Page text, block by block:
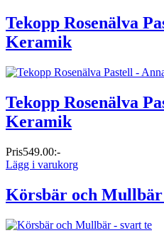
Tekopp Rosenälva
Keramik
Tekopp Rosenälva
Keramik
Pris549.00:-
Lägg i varukorg
Körsbär och Mullbär